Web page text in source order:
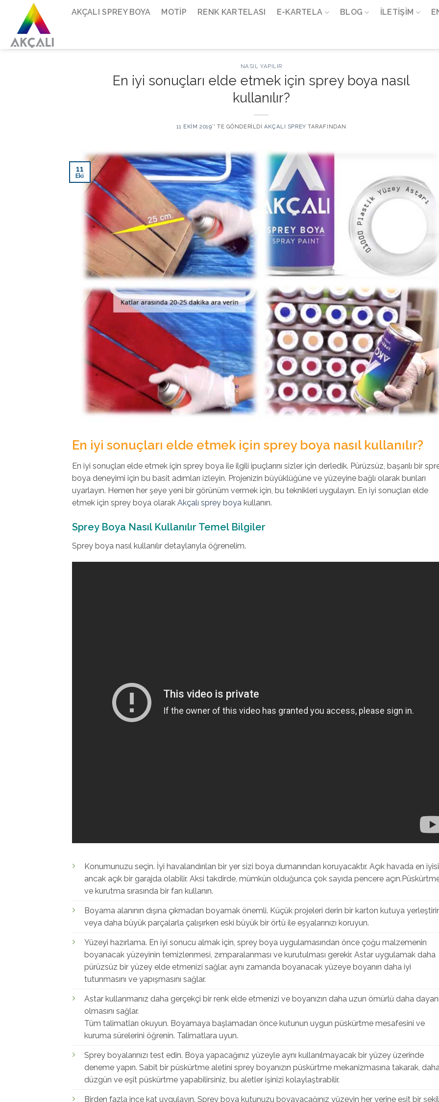
content
AKÇALI SPREY BOYA MOTIP RENK KARTELASI E-KARTELA BLOG İLETIŞIM
NASIL YAPILIR
En iyi sonuçları elde etmek için sprey boya nasıl
kullanılır?
11 EKIM 2019’' TE GÖNDERILDI AKÇALI SPREY TARAFINDAN
11
Eki
En iyi sonuçları elde etmek için sprey boya nasıl kullanılır?
En iyi sonuçları elde etmek için sprey boya ile ilgili ipuçlarını sizler için derledik. Pürüzsüz, başarılı bir
boya deneyimi için bu basit adımları izleyin. Projenizin büyüklüğüne ve yüzeyine bağlı olarak bunları
uyarlayın. Hemen her şeye yeni bir görünüm vermek için, bu teknikleri uygulayın. En iyi sonuçları elde
etmek için sprey boya olarak Akçalı sprey boya kullanın.
Sprey Boya Nasıl Kullanılır Temel Bilgiler
Sprey boya nasıl kullanılır detaylarıyla öğrenelim.
Konumunuzu seçin. İyi havalandırılan bir yer sizi boya dumanından koruyacaktır. Açık havada en
ancak açık bir garajda olabilir. Aksi takdirde, mümkün olduğunca çok sayıda pencere
ve kurutma sırasında bir fan kullanın.
Boyama alanının dışına çıkmadan boyamak önemli. Küçük projeleri derin bir karton kutuya
veya daha büyük parçalarla çalışırken eski büyük bir örtü ile eşyalarınızı koruyun.
Yüzeyi hazırlama. En iyi sonucu almak için, sprey boya uygulamasından önce çoğu malzemenin
boyanacak yüzeyinin temizlenmesi, zımparalanması ve kurutulması gerekir. Astar uygulamak daha
pürüzsüz bir yüzey elde etmenizi sağlar, aynı zamanda boyanacak yüzeye boyanın daha iyi
tutunmasını ve yapışmasını sağlar.
Astar kullanmanız daha gerçekçi bir renk elde etmenizi ve boyanızın daha uzun ömürlü daha
olmasını sağlar.
Tüm talimatları okuyun. Boyamaya başlamadan önce kutunun uygun püskürtme mesafesini ve
kuruma sürelerini öğrenin. Talimatlara uyun.
Sprey boyalarınızı test edin. Boya yapacağınız yüzeyle aynı kullanılmayacak bir yüzey üzerinde
deneme yapın. Sabit bir püskürtme aletini sprey boyanızın püskürtme mekanizmasına takarak,
düzgün ve eşit püskürtme yapabilirsiniz, bu aletler işinizi kolaylaştırabilir.
Birden fazla ince kat uygulayın. Sprey boya kutunuzu boyayacağınız yüzeyin her yerine eşit bir